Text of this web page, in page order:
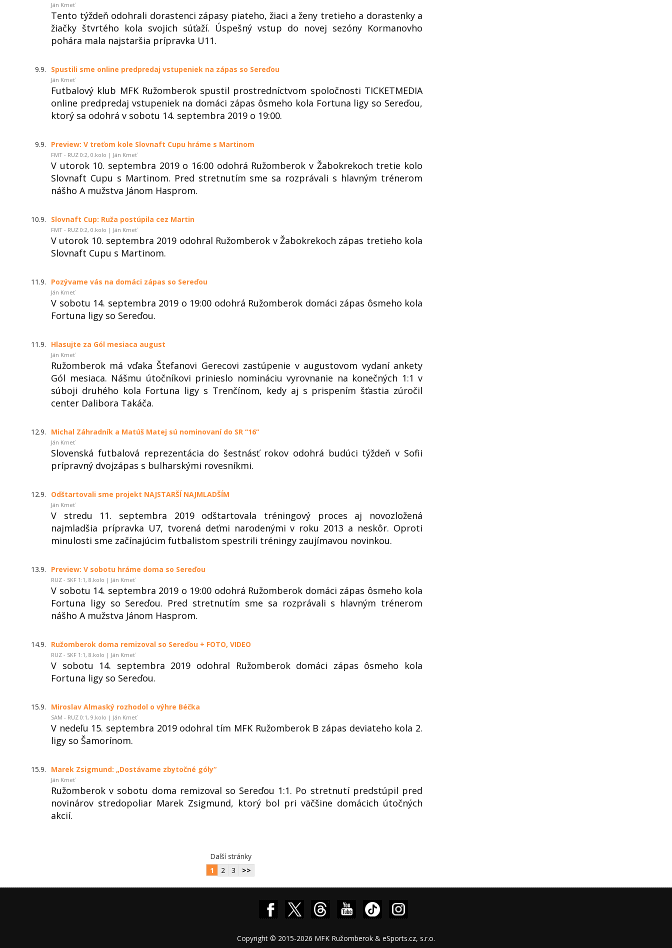
Ján Kmeť
Tento týždeň odohrali dorastenci zápasy piateho, žiaci a ženy tretieho a dorastenky a
žiačky štvrtého kola svojich súťaží. Úspešný vstup do novej sezóny Kormanovho
pohára mala najstaršia prípravka U11.
9.9. Spustili sme online predpredaj vstupeniek na zápas so Sereďou
Ján Kmeť
Futbalový klub MFK Ružomberok spustil prostredníctvom spoločnosti TICKETMEDIA
online predpredaj vstupeniek na domáci zápas ôsmeho kola Fortuna ligy so Sereďou,
ktorý sa odohrá v sobotu 14. septembra 2019 o 19:00.
9.9. Preview: V treťom kole Slovnaft Cupu hráme s Martinom
FMT - RUZ 0:2, 0.kolo | Ján Kmeť
V utorok 10. septembra 2019 o 16:00 odohrá Ružomberok v Žabokrekoch tretie kolo
Slovnaft Cupu s Martinom. Pred stretnutím sme sa rozprávali s hlavným trénerom
nášho A mužstva Jánom Hasprom.
10.9. Slovnaft Cup: Ruža postúpila cez Martin
FMT - RUZ 0:2, 0.kolo | Ján Kmeť
V utorok 10. septembra 2019 odohral Ružomberok v Žabokrekoch zápas tretieho kola
Slovnaft Cupu s Martinom.
11.9. Pozývame vás na domáci zápas so Sereďou
Ján Kmeť
V sobotu 14. septembra 2019 o 19:00 odohrá Ružomberok domáci zápas ôsmeho kola
Fortuna ligy so Sereďou.
11.9. Hlasujte za Gól mesiaca august
Ján Kmeť
Ružomberok má vďaka Štefanovi Gerecovi zastúpenie v augustovom vydaní ankety
Gól mesiaca. Nášmu útočníkovi prinieslo nomináciu vyrovnanie na konečných 1:1 v
súboji druhého kola Fortuna ligy s Trenčínom, kedy aj s prispením šťastia zúročil
center Dalibora Takáča.
12.9. Michal Záhradník a Matúš Matej sú nominovaní do SR “16“
Ján Kmeť
Slovenská futbalová reprezentácia do šestnásť rokov odohrá budúci týždeň v Sofii
prípravný dvojzápas s bulharskými rovesníkmi.
12.9. Odštartovali sme projekt NAJSTARŠÍ NAJMLADŠÍM
Ján Kmeť
V stredu 11. septembra 2019 odštartovala tréningový proces aj novozložená
najmladšia prípravka U7, tvorená deťmi narodenými v roku 2013 a neskôr. Oproti
minulosti sme začínajúcim futbalistom spestrili tréningy zaujímavou novinkou.
13.9. Preview: V sobotu hráme doma so Sereďou
RUZ - SKF 1:1, 8.kolo | Ján Kmeť
V sobotu 14. septembra 2019 o 19:00 odohrá Ružomberok domáci zápas ôsmeho kola
Fortuna ligy so Sereďou. Pred stretnutím sme sa rozprávali s hlavným trénerom
nášho A mužstva Jánom Hasprom.
14.9. Ružomberok doma remizoval so Sereďou + FOTO, VIDEO
RUZ - SKF 1:1, 8.kolo | Ján Kmeť
V sobotu 14. septembra 2019 odohral Ružomberok domáci zápas ôsmeho kola
Fortuna ligy so Sereďou.
15.9. Miroslav Almaský rozhodol o výhre Béčka
SAM - RUZ 0:1, 9.kolo | Ján Kmeť
V nedeľu 15. septembra 2019 odohral tím MFK Ružomberok B zápas deviateho kola 2.
ligy so Šamorínom.
15.9. Marek Zsigmund: „Dostávame zbytočné góly“
Ján Kmeť
Ružomberok v sobotu doma remizoval so Sereďou 1:1. Po stretnutí predstúpil pred
novinárov stredopoliar Marek Zsigmund, ktorý bol pri väčšine domácich útočných
akcií.
Další stránky
1
2 3 >>
Copyright © 2015-2026 MFK Ružomberok & eSports.cz, s.r.o.